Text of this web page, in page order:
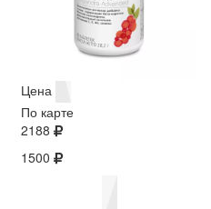
Цена
По карте
2188
1500